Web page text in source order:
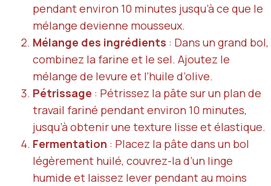
pendant environ 10 minutes jusqu’à ce que le
mélange devienne mousseux.
Mélange des ingrédients : Dans un grand bol,
combinez la farine et le sel. Ajoutez le
mélange de levure et l’huile d’olive.
Pétrissage : Pétrissez la pâte sur un plan de
travail fariné pendant environ 10 minutes,
jusqu’à obtenir une texture lisse et élastique.
Fermentation : Placez la pâte dans un bol
légèrement huilé, couvrez-la d’un linge
humide et laissez lever pendant au moins